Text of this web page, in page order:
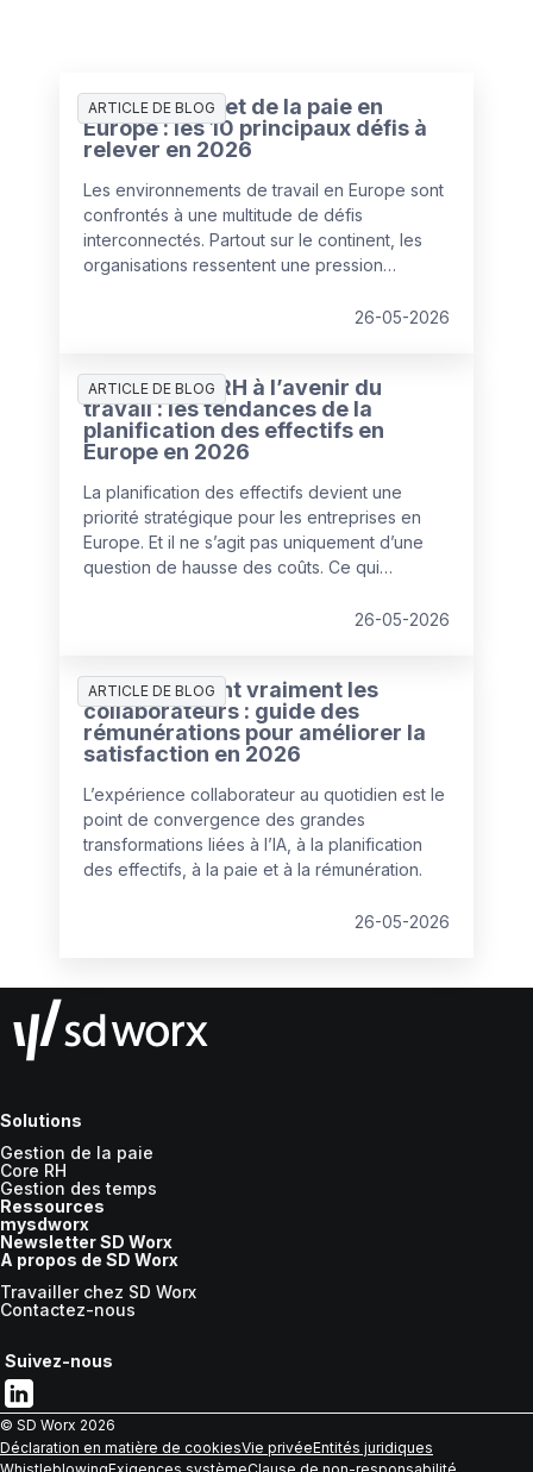
ARTICLE DE BLOG
L’état des RH et de la paie en
Europe : les 10 principaux défis à
relever en 2026
Les environnements de travail en Europe sont
confrontés à une multitude de défis
interconnectés. Partout sur le continent, les
organisations ressentent une pression
fragilité, dans un contexte de budgets et de
26-05-2026
ARTICLE DE BLOG
Préparer les RH à l’avenir du
travail : les tendances de la
planification des effectifs en
Europe en 2026
La planification des effectifs devient une
priorité stratégique pour les entreprises en
Europe. Et il ne s’agit pas uniquement d’une
question de hausse des coûts. Ce qui
nouvel équilibre entre les talents humains et
des opérations.
26-05-2026
ARTICLE DE BLOG
Ce que veulent vraiment les
collaborateurs : guide des
rémunérations pour améliorer la
satisfaction en 2026
L’expérience collaborateur au quotidien est le
point de convergence des grandes
transformations liées à l’IA, à la planification
des effectifs, à la paie et à la rémunération.
26-05-2026
Solutions
Gestion de la paie
Core RH
Gestion des temps
Ressources
mysdworx
Newsletter SD Worx
A propos de SD Worx
Travailler chez SD Worx
Contactez-nous
Suivez-nous
© SD Worx 2026
Déclaration en matière de cookiesVie privéeEntités juridiques